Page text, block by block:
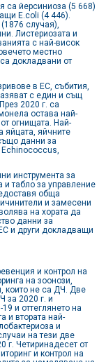
са йерсиниоза (5 668)
E.coli (4 446).
случая),
Листериозата и
с най-висок
местно
докладвани от
в ЕС, събития,
с един и същ
2020 г. са
остава най-
огнищата. Най-
яйцата, яйчните
данни за
инструмента за
и табло за управление
обща
и замесени
на хората да
данни за
и други докладващи
и контрол на
на зоонози,
които не са ДЧ. Две
за 2020 г. и
и оттеглянето на
и втората най-
и
на тези две
г. Четиринадесет от
и контрол на